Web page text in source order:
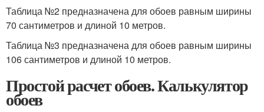
Таблица №2 предназначена для обоев равным ширины
70 сантиметров и длиной 10 метров.
Таблица №3 предназначена для обоев равным ширины
106 сантиметров и длиной 10 метров.
Простой расчет обоев. Калькулятор
обоев